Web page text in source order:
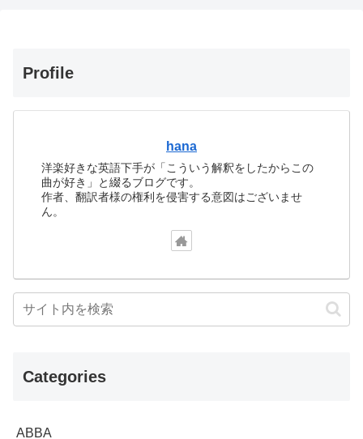
Profile
hana
洋楽好きな英語下手が「こういう解釈をしたからこの
曲が好き」と綴るブログです。
作者、翻訳者様の権利を侵害する意図はございませ
ん。
Categories
ABBA